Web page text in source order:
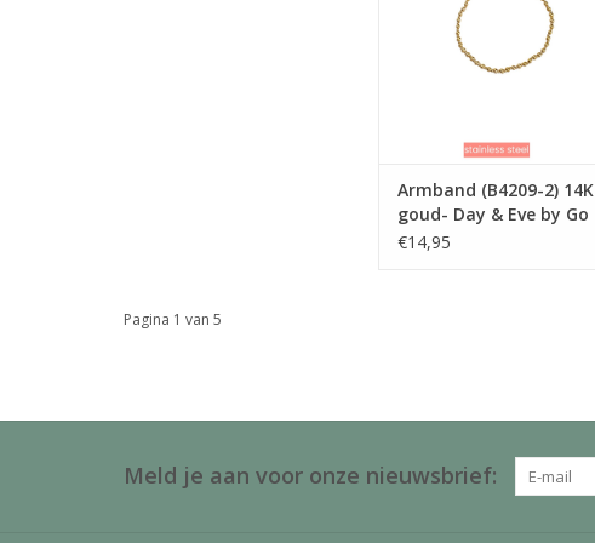
Armband (B4209-2) 14K
goud- Day & Eve by Go
Dutch Label
€14,95
Pagina 1 van 5
Meld je aan voor onze nieuwsbrief: